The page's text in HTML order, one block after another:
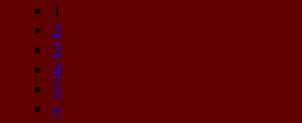
1
2
3
4
5
»